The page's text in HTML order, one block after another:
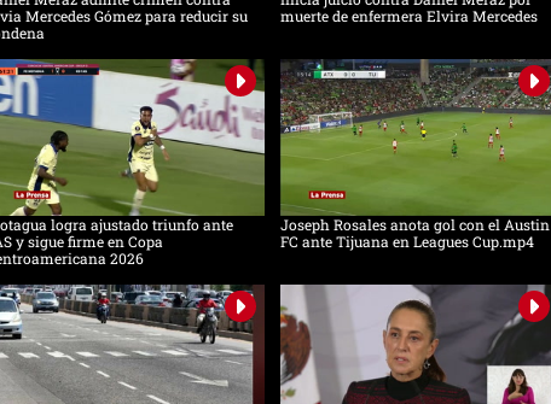
Mercedes Gómez para reducir su
muerte de enfermera Elvira Mercedes
logra ajustado triunfo ante
y sigue firme en Copa
2026
Joseph Rosales anota gol con el Austin
FC ante Tijuana en Leagues Cup.mp4